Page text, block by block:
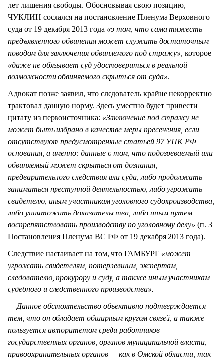
лет лишения свободы. Обосновывая свою позицию,
ЧУКЛИН сослался на постановление Пленума Верховного
суда от 19 декабря 2013 года «о том, что сама тяжесть
предъявленного обвинения может служить достаточным
поводом для заключения обвиняемого под стражу», которое
«даже не обязывает суд удостовериться в реальной
возможности обвиняемого скрыться от суда».
Адвокат позже заявил, что следователь крайне некорректно
трактовал данную норму. Здесь уместно будет привести
цитату из первоисточника: «Заключение под стражу не
может быть избрано в качестве меры пресечения, если
отсутствуют предусмотренные статьей 97 УПК РФ
основания, а именно: данные о том, что подозреваемый или
обвиняемый может скрыться от дознания,
предварительного следствия или суда, либо продолжать
заниматься преступной деятельностью, либо угрожать
свидетелю, иным участникам уголовного судопроизводства,
либо уничтожить доказательства, либо иным путем
воспрепятствовать производству по уголовному делу» (п. 3
Постановления Пленума ВС РФ от 19 декабря 2013 года).
Следствие настаивает на том, что ГАМБУРГ «может
угрожать свидетелям, потерпевшим, экспертам,
следователю, прокурору и суду, а также иным участникам
судебного и следственного производства».
— Данное обстоятельство объективно подтверждается
тем, что он обладает обширным кругом связей, а также
пользуется авторитетом среди работников
государственных органов, органов муниципальной власти,
правоохранительных органов — как в Омской области, так